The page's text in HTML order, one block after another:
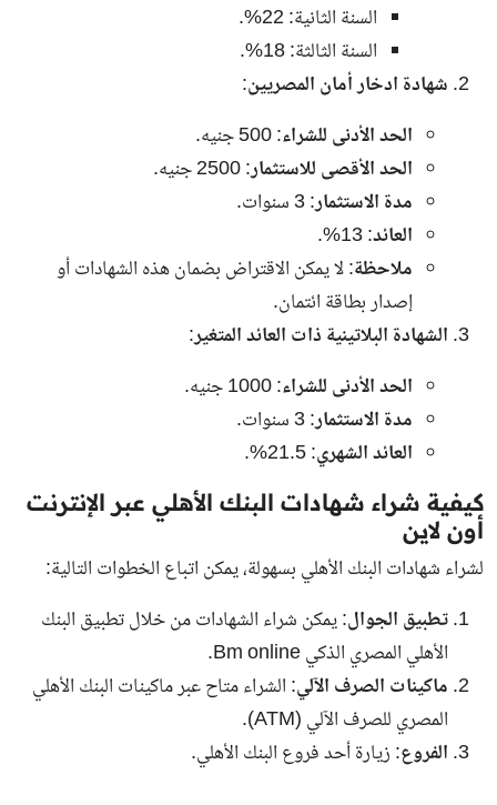
السنة الثانية: 22%.
السنة الثالثة: 18%.
شهادة ادخار أمان المصريين:
الحد الأدنى للشراء: 500 جنيه.
الحد الأقصى للاستثمار: 2500 جنيه.
مدة الاستثمار: 3 سنوات.
العائد: 13%.
ملاحظة: لا يمكن الاقتراض بضمان هذه الشهادات أو
إصدار بطاقة ائتمان.
الشهادة البلاتينية ذات العائد المتغير:
الحد الأدنى للشراء: 1000 جنيه.
مدة الاستثمار: 3 سنوات.
العائد الشهري: 21.5%.
كيفية شراء شهادات البنك الأهلي عبر الإنترنت
أون لاين
لشراء شهادات البنك الأهلي بسهولة، يمكن اتباع الخطوات التالية:
تطبيق الجوال: يمكن شراء الشهادات من خلال تطبيق البنك
الأهلي المصري الذكي Bm online.
ماكينات الصرف الآلي: الشراء متاح عبر ماكينات البنك الأهلي
المصري للصرف الآلي (ATM).
الفروع: زيارة أحد فروع البنك الأهلي.